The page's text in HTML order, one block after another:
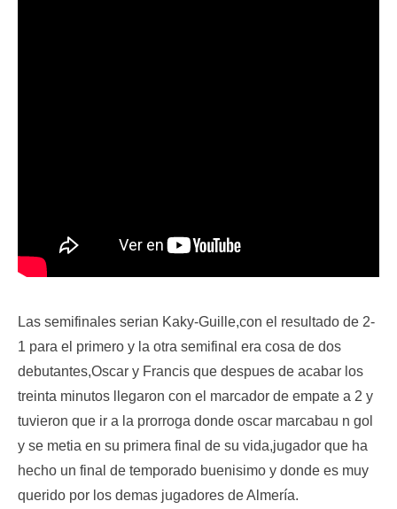
Las semifinales serian Kaky-Guille,con el resultado de 2-
1 para el primero y la otra semifinal era cosa de dos
debutantes,Oscar y Francis que despues de acabar los
treinta minutos llegaron con el marcador de empate a 2 y
tuvieron que ir a la prorroga donde oscar marcabau n gol
y se metia en su primera final de su vida,jugador que ha
hecho un final de temporado buenisimo y donde es muy
querido por los demas jugadores de Almería.